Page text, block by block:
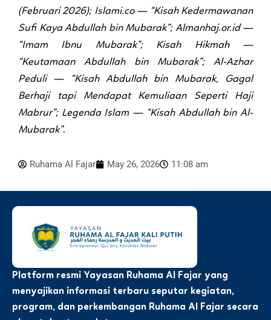
(Februari 2026); Islami.co — “Kisah Kedermawanan
Sufi Kaya Abdullah bin Mubarak”; Almanhaj.or.id —
“Imam Ibnu Mubarak”; Kisah Hikmah —
“Keutamaan Abdullah bin Mubarak”; Al-Azhar
Peduli — “Kisah Abdullah bin Mubarak, Gagal
Berhaji tapi Mendapat Kemuliaan Seperti Haji
Mabrur”; Legenda Islam — “Kisah Abdullah bin Al-
Mubarak”.
Ruhama Al Fajar May 26, 2026 11:08 am
Platform resmi Yayasan Ruhama Al Fajar yang
menyajikan informasi terbaru seputar kegiatan,
program, dan perkembangan Ruhama Al Fajar secara